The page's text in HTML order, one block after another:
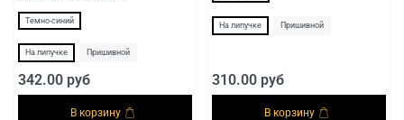
Темно-синий
На липучке Пришивной
342.00 руб
В корзину
На липучке Пришивной
310.00 руб
В корзину